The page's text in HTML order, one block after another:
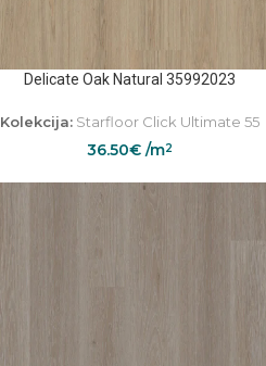
Delicate Oak Natural 35992023
Kolekcija: Starfloor Click Ultimate 55
36.50€ /m2